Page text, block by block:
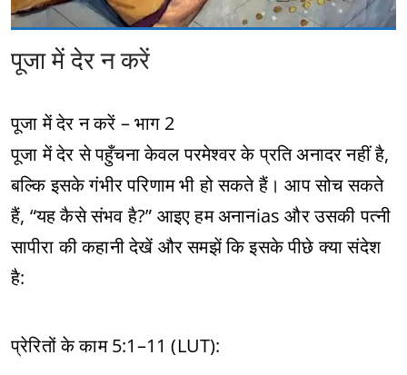
पूजा में देर न करें
पूजा में देर न करें – भाग 2
पूजा में देर से पहुँचना केवल परमेश्वर के प्रति अनादर नहीं है,
बल्कि इसके गंभीर परिणाम भी हो सकते हैं। आप सोच सकते
हैं, “यह कैसे संभव है?” आइए हम अनानias और उसकी पत्नी
सापीरा की कहानी देखें और समझें कि इसके पीछे क्या संदेश
है:
प्रेरितों के काम 5:1–11 (LUT):